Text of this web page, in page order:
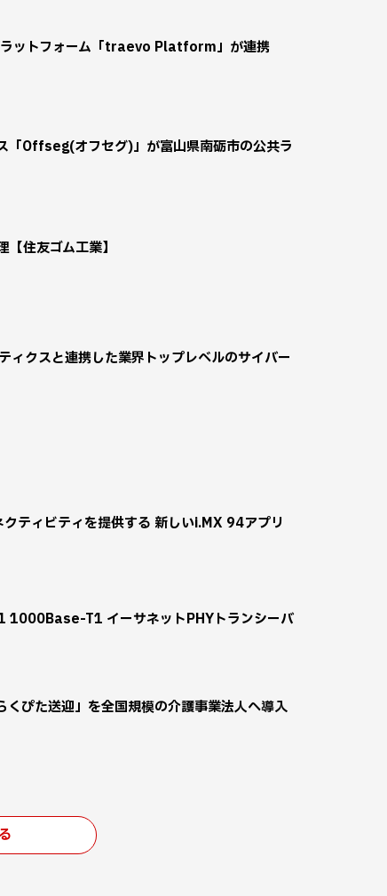
ットフォーム「traevo Platform」が連携
「Offseg(オフセグ)」が富山県南砺市の公共ラ
住友ゴム工業】
クスと連携した業界トップレベルのサイバー
ティビティを提供する 新しいi.MX 94アプリ
T1 イーサネットPHYトランシーバ
ぴた送迎」を全国規模の介護事業法人へ導入